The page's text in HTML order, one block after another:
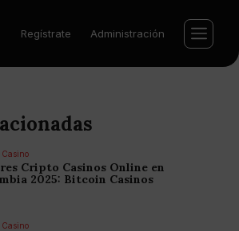
Regístrate Administración
Cripto Casinos Online en
2025: Bitcoin Casinos